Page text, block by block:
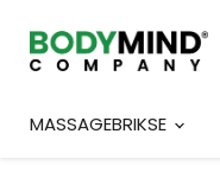
MASSAGEBRIKSE